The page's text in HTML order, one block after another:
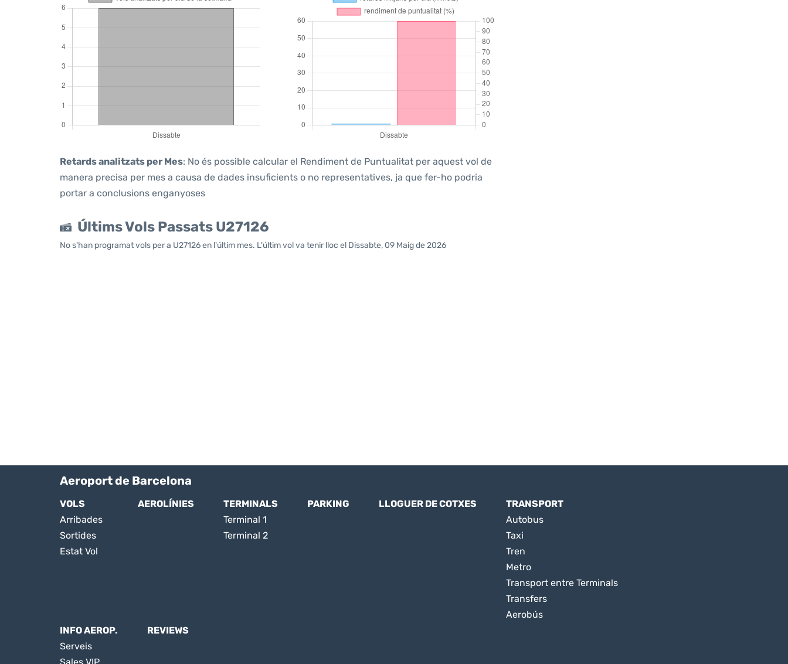
Retards analitzats per Mes: No és possible calcular el Rendiment de Puntualitat per aquest vol de
manera precisa per mes a causa de dades insuficients o no representatives, ja que fer-ho podria
portar a conclusions enganyoses
Últims Vols Passats U27126
No s'han programat vols per a U27126 en l'últim mes. L'últim vol va tenir lloc el Dissabte, 09 Maig de 2026
Aeroport de Barcelona
VOLS
Arribades
Sortides
Estat Vol
AEROLÍNIES
TERMINALS
Terminal 1
Terminal 2
PARKING LLOGUER DE COTXES
TRANSPORT
Autobus
Taxi
Tren
Metro
Transport entre Terminals
Transfers
Aerobús
INFO AEROP.
Serveis
REVIEWS